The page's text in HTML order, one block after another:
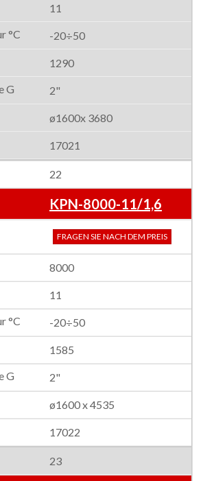
11
-20÷50
1290
2"
ø1600x 3680
17021
22
KPN-8000-11/1,6
FRAGEN SIE NACH DEM PREIS
8000
11
-20÷50
1585
2"
ø1600 x 4535
17022
23